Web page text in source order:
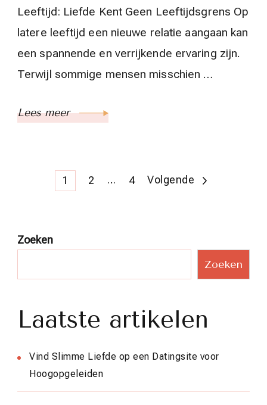
Leeftijd: Liefde Kent Geen Leeftijdsgrens Op
latere leeftijd een nieuwe relatie aangaan kan
een spannende en verrijkende ervaring zijn.
Terwijl sommige mensen misschien …
Lees meer
Berichtnavigatie
Pagina
1 Pagina
2 … Pagina
4 Volgende
Zoeken
Zoeken
Laatste artikelen
Vind Slimme Liefde op een Datingsite voor
Hoogopgeleiden